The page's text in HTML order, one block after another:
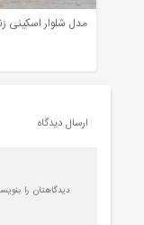
مدل شلوار اسکینی
ارسال دیدگاه